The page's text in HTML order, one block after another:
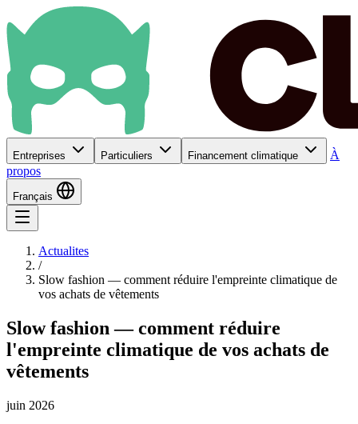
Entreprises Particuliers Financement climatique
À
propos
Français
Actualites
/
Slow fashion — comment réduire l'empreinte climatique de
vos achats de vêtements
Slow fashion — comment réduire
l'empreinte climatique de vos achats de
vêtements
juin 2026